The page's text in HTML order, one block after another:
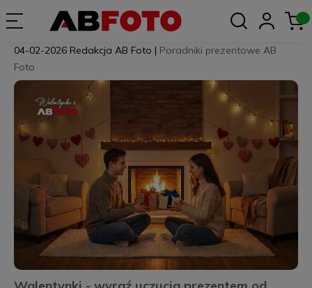
04-02-2026 Redakcja AB Foto | Poradniki prezentowe AB
Foto